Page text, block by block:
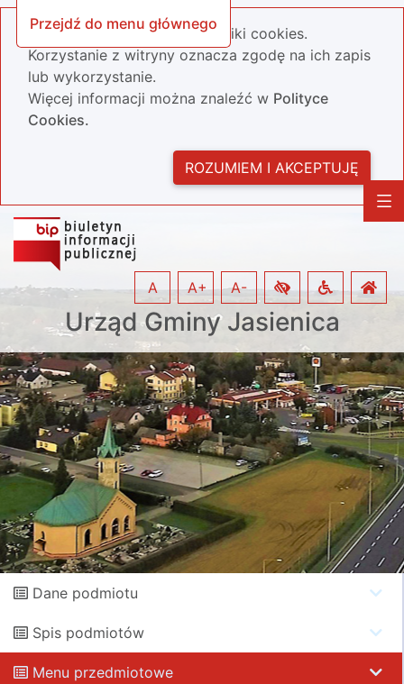
Przejdź do menu głównego
Nasza strona wykorzystuje pliki cookies.
Korzystanie z witryny oznacza zgodę na ich zapis
lub wykorzystanie.
Więcej informacji można znaleźć w Polityce
Cookies.
ROZUMIEM I AKCEPTUJĘ
Urząd Gminy Jasienica
A A+ A-
Dane podmiotu
Spis podmiotów
Menu przedmiotowe